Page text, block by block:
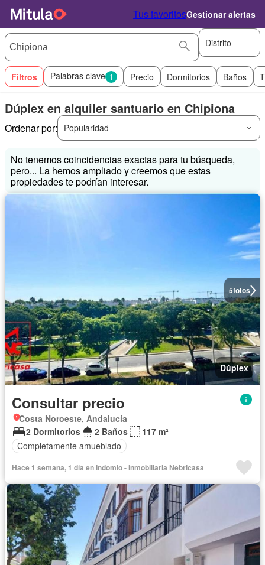
Tus favoritosGestionar alertas
Distrito
Filtros Palabras clave 1 Precio Dormitorios Baños
Dúplex en alquiler santuario en Chipiona
Ordenar por: Popularidad
No tenemos coincidencias exactas para tu búsqueda,
pero... La hemos ampliado y creemos que estas
propiedades te podrían interesar.
5fotos
Dúplex
Consultar precio
Costa Noroeste, Andalucía
2 Dormitorios
2 Baños
117 m²
Completamente amueblado
Hace 1 semana, 1 día en Indomio - Inmobiliaria Nebricasa